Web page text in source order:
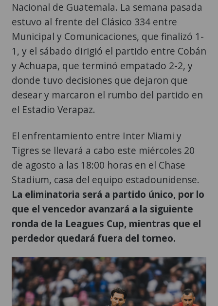
Nacional de Guatemala. La semana pasada
estuvo al frente del Clásico 334 entre
Municipal y Comunicaciones, que finalizó 1-
1, y el sábado dirigió el partido entre Cobán
y Achuapa, que terminó empatado 2-2, y
donde tuvo decisiones que dejaron que
desear y marcaron el rumbo del partido en
el Estadio Verapaz.
El enfrentamiento entre Inter Miami y
Tigres se llevará a cabo este miércoles 20
de agosto a las 18:00 horas en el Chase
Stadium, casa del equipo estadounidense.
La eliminatoria será a partido único, por lo
que el vencedor avanzará a la siguiente
ronda de la Leagues Cup, mientras que el
perdedor quedará fuera del torneo.